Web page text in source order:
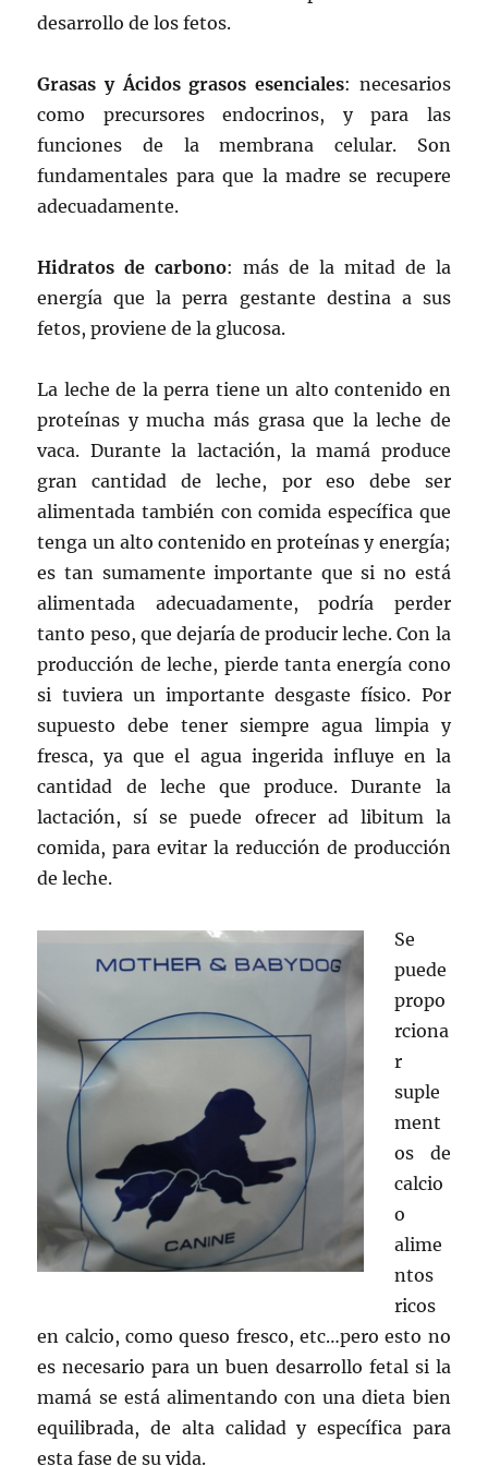
desarrollo de los fetos.
Grasas y Ácidos grasos esenciales: necesarios
como precursores endocrinos, y para las
funciones de la membrana celular. Son
fundamentales para que la madre se recupere
adecuadamente.
Hidratos de carbono: más de la mitad de la
energía que la perra gestante destina a sus
fetos, proviene de la glucosa.
La leche de la perra tiene un alto contenido en
proteínas y mucha más grasa que la leche de
vaca. Durante la lactación, la mamá produce
gran cantidad de leche, por eso debe ser
alimentada también con comida específica que
tenga un alto contenido en proteínas y energía;
es tan sumamente importante que si no está
alimentada adecuadamente, podría perder
tanto peso, que dejaría de producir leche. Con la
producción de leche, pierde tanta energía cono
si tuviera un importante desgaste físico. Por
supuesto debe tener siempre agua limpia y
fresca, ya que el agua ingerida influye en la
cantidad de leche que produce. Durante la
lactación, sí se puede ofrecer ad libitum la
comida, para evitar la reducción de producción
de leche.
Se
puede
propo
rciona
r
suple
ment
os de
calcio
o
alime
ntos
ricos
en calcio, como queso fresco, etc…pero esto no
es necesario para un buen desarrollo fetal si la
mamá se está alimentando con una dieta bien
equilibrada, de alta calidad y específica para
esta fase de su vida.